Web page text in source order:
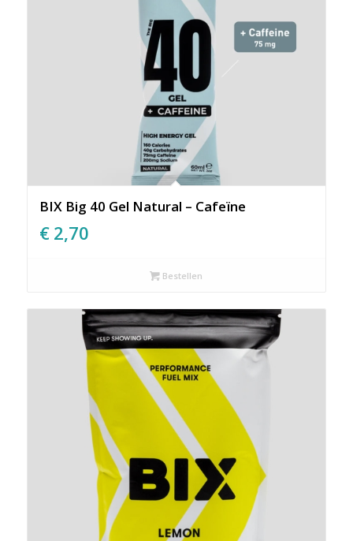
BIX Big 40 Gel Natural – Cafeïne
€ 2,70
Bestellen